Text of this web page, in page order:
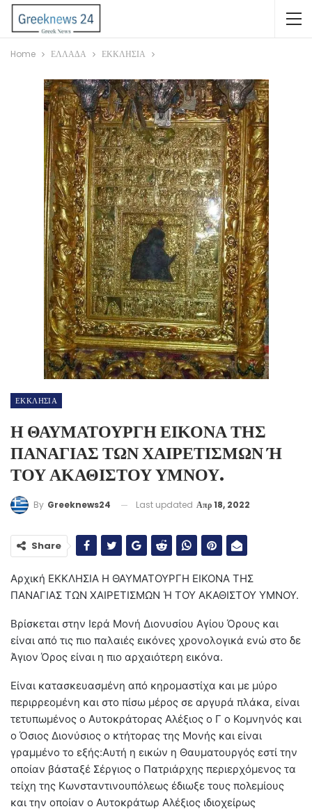
Home ΕΛΛΑΔΑ ΕΚΚΛΗΣΙΑ
ΕΚΚΛΗΣΙΑ
Η ΘΑΥΜΑΤΟΥΡΓΗ ΕΙΚΟΝΑ ΤΗΣ
ΠΑΝΑΓΙΑΣ ΤΩΝ ΧΑΙΡΕΤΙΣΜΩΝ Ή
ΤΟΥ ΑΚΑΘΙΣΤΟΥ ΥΜΝΟΥ.
By Greeknews24 Last updated Απρ 18, 2022
Share
Αρχική ΕΚΚΛΗΣΙΑ Η ΘΑΥΜΑΤΟΥΡΓΗ ΕΙΚΟΝΑ ΤΗΣ
ΠΑΝΑΓΙΑΣ ΤΩΝ ΧΑΙΡΕΤΙΣΜΩΝ Ή ΤΟΥ ΑΚΑΘΙΣΤΟΥ ΥΜΝΟΥ.
Βρίσκεται στην Ιερά Μονή Διονυσίου Αγίου Όρους και
είναι από τις πιο παλαιές εικόνες χρονολογικά ενώ στο δε
Άγιον Όρος είναι η πιο αρχαιότερη εικόνα.
Είναι κατασκευασμένη από κηρομαστίχα και με μύρο
περιρρεομένη και στο πίσω μέρος σε αργυρά πλάκα, είναι
τετυπωμένος ο Αυτοκράτορας Αλέξιος ο Γ ο Κομνηνός και
ο Όσιος Διονύσιος ο κτήτορας της Μονής και είναι
γραμμένο το εξής:Αυτή η εικών η Θαυματουργός εστί την
οποίαν βάσταξέ Σέργιος ο Πατριάρχης περιερχόμενος τα
τείχη της Κωνσταντινουπόλεως έδιωξε τους πολεμίους
και την οποίαν ο Αυτοκράτωρ Αλέξιος ιδιοχείρως